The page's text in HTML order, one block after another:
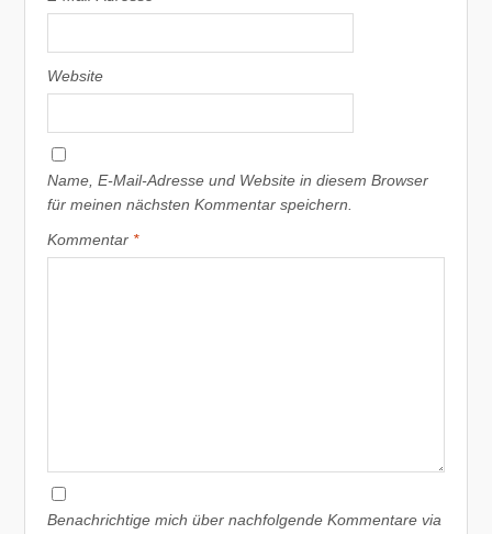
Website
Name, E-Mail-Adresse und Website in diesem Browser
für meinen nächsten Kommentar speichern.
Kommentar *
Benachrichtige mich über nachfolgende Kommentare via